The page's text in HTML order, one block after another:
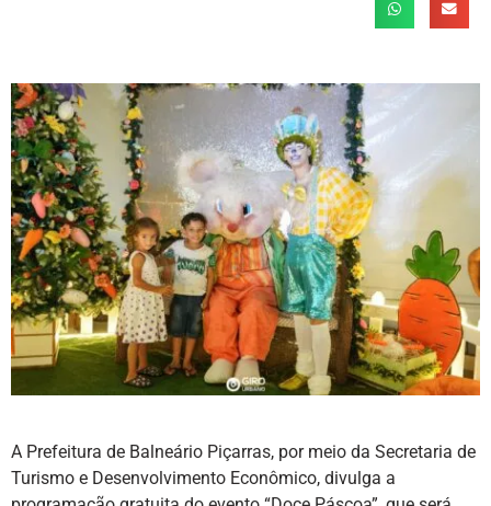
A Prefeitura de Balneário Piçarras, por meio da Secretaria de
Turismo e Desenvolvimento Econômico, divulga a